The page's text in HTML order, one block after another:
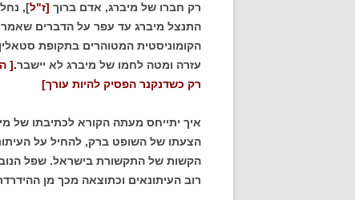
רק חברו של מיברג, אדם ברוך [ז"ל],
התנצל מיברג עד עפר על הדברים
הקומוניסטית המטוהרים בתקופת
עזרה ומטה לחמו של מיברג לא יישבר.[
רק כשדנקנר הפסיק להיות עורך]
איך יתייחס מעתה הקורא לכתיבתו של
הצעתו של השופט ברק, להחיל על
הקשות של התקשורת בישראל. שפל
רוב העיתונאים וכתוצאה מכך מן